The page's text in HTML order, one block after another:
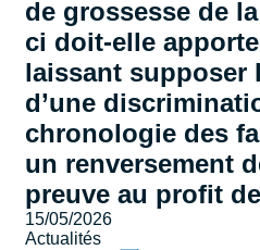
de grossesse de
ci doit-elle
laissant supposer
d’une
chronologie des
un renversement
preuve au profit
15/05/2026
Actualités